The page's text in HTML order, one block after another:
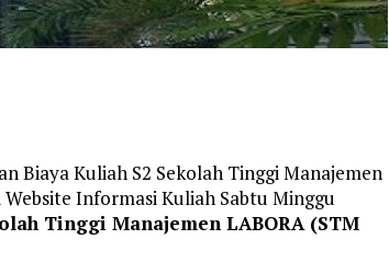
Biaya Kuliah S2 Sekolah Tinggi Manajemen
Informasi Kuliah Sabtu Minggu
Tinggi Manajemen LABORA (STM